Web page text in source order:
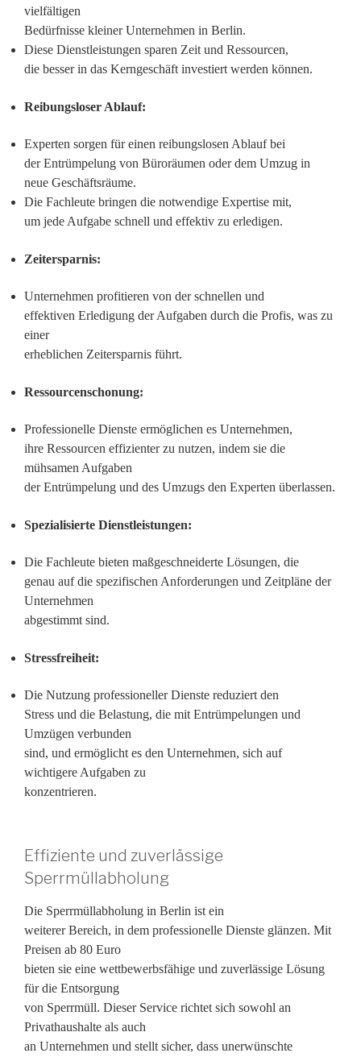
vielfältigen
Bedürfnisse kleiner Unternehmen in Berlin.
Diese Dienstleistungen sparen Zeit und Ressourcen,
die besser in das Kerngeschäft investiert werden können.
Reibungsloser Ablauf:
Experten sorgen für einen reibungslosen Ablauf bei
der Entrümpelung von Büroräumen oder dem Umzug in
neue Geschäftsräume.
Die Fachleute bringen die notwendige Expertise mit,
um jede Aufgabe schnell und effektiv zu erledigen.
Zeitersparnis:
Unternehmen profitieren von der schnellen und
effektiven Erledigung der Aufgaben durch die Profis, was zu
einer
erheblichen Zeitersparnis führt.
Ressourcenschonung:
Professionelle Dienste ermöglichen es Unternehmen,
ihre Ressourcen effizienter zu nutzen, indem sie die
mühsamen Aufgaben
der Entrümpelung und des Umzugs den Experten überlassen.
Spezialisierte Dienstleistungen:
Die Fachleute bieten maßgeschneiderte Lösungen, die
genau auf die spezifischen Anforderungen und Zeitpläne der
Unternehmen
abgestimmt sind.
Stressfreiheit:
Die Nutzung professioneller Dienste reduziert den
Stress und die Belastung, die mit Entrümpelungen und
Umzügen verbunden
sind, und ermöglicht es den Unternehmen, sich auf
wichtigere Aufgaben zu
konzentrieren.
Effiziente und zuverlässige
Sperrmüllabholung
Die Sperrmüllabholung in Berlin ist ein
weiterer Bereich, in dem professionelle Dienste glänzen. Mit
Preisen ab 80 Euro
bieten sie eine wettbewerbsfähige und zuverlässige Lösung
für die Entsorgung
von Sperrmüll. Dieser Service richtet sich sowohl an
Privathaushalte als auch
an Unternehmen und stellt sicher, dass unerwünschte